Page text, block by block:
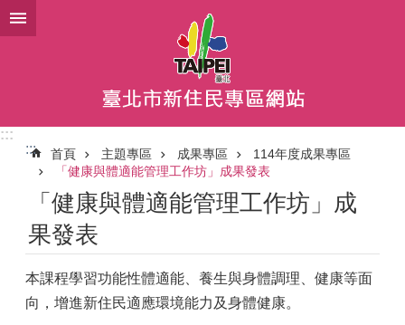
跳到主要內容區塊
:::
:::
首頁 主題專區 成果專區
114年度成果專區
「健康與體適能管理工作坊」成果發表
「健康與體適能管理工作坊」成
果發表
本課程學習功能性體適能、養生與身體調理、健康等面
向，增進新住民適應環境能力及身體健康。